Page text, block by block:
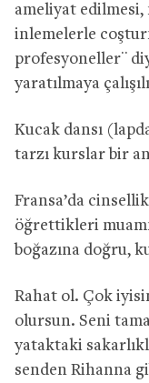
ameliyat edilmesi,
inlemelerle
profesyoneller¨
yaratılmaya
Kucak dansı
tarzı kurslar bir
Fransa’da
öğrettikleri
boğazına doğru,
Rahat ol. Çok
olursun. Seni
yataktaki
senden Rihanna